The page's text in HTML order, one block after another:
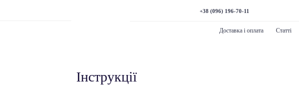
+38 (096) 196-70-11
Доставка і оплата Статті
Інструкції